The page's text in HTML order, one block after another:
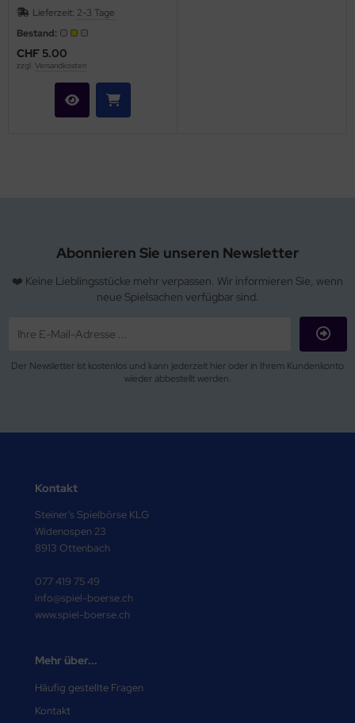
Lieferzeit: 2-3 Tage
Bestand:
CHF 5.00
zzgl. Versandkosten
Abonnieren Sie unseren Newsletter
❤️ Keine Lieblingsstücke mehr verpassen. Wir informieren Sie, wenn
neue Spielsachen verfügbar sind.
Der Newsletter ist kostenlos und kann jederzeit hier oder in Ihrem Kundenkonto
wieder abbestellt werden.
Kontakt
Steiner's Spielbörse KLG
Widenospen 23
8913 Ottenbach
077 419 75 49
info@spiel-boerse.ch
www.spiel-boerse.ch
Mehr über...
Häufig gestellte Fragen
Kontakt